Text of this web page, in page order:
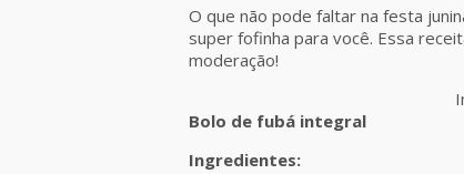
O que não pode faltar na festa
super fofinha para você. Essa
moderação!
Bolo de fubá integral
Ingredientes: